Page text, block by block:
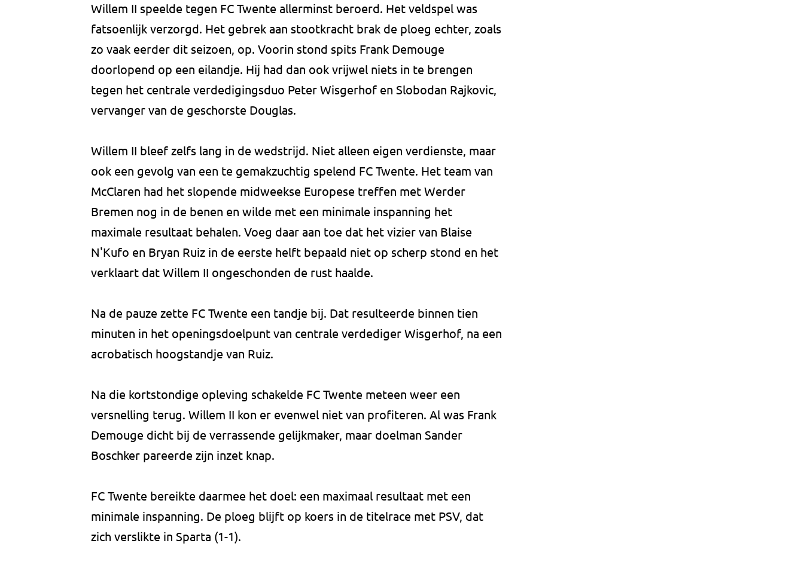
Willem II speelde tegen FC Twente allerminst beroerd. Het veldspel was
fatsoenlijk verzorgd. Het gebrek aan stootkracht brak de ploeg echter, zoals
zo vaak eerder dit seizoen, op. Voorin stond spits Frank Demouge
doorlopend op een eilandje. Hij had dan ook vrijwel niets in te brengen
tegen het centrale verdedigingsduo Peter Wisgerhof en Slobodan Rajkovic,
vervanger van de geschorste Douglas.
Willem II bleef zelfs lang in de wedstrijd. Niet alleen eigen verdienste, maar
ook een gevolg van een te gemakzuchtig spelend FC Twente. Het team van
McClaren had het slopende midweekse Europese treffen met Werder
Bremen nog in de benen en wilde met een minimale inspanning het
maximale resultaat behalen. Voeg daar aan toe dat het vizier van Blaise
N'Kufo en Bryan Ruiz in de eerste helft bepaald niet op scherp stond en het
verklaart dat Willem II ongeschonden de rust haalde.
Na de pauze zette FC Twente een tandje bij. Dat resulteerde binnen tien
minuten in het openingsdoelpunt van centrale verdediger Wisgerhof, na een
acrobatisch hoogstandje van Ruiz.
Na die kortstondige opleving schakelde FC Twente meteen weer een
versnelling terug. Willem II kon er evenwel niet van profiteren. Al was Frank
Demouge dicht bij de verrassende gelijkmaker, maar doelman Sander
Boschker pareerde zijn inzet knap.
FC Twente bereikte daarmee het doel: een maximaal resultaat met een
minimale inspanning. De ploeg blijft op koers in de titelrace met PSV, dat
zich verslikte in Sparta (1-1).